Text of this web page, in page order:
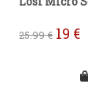
25.99€ 19 €